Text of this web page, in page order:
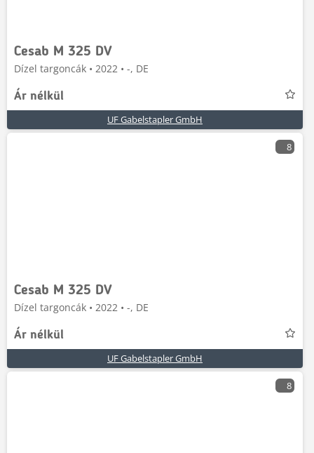
Cesab M 325 DV
Dízel targoncák • 2022 • -, DE
Ár nélkül
UF Gabelstapler GmbH
8
Cesab M 325 DV
Dízel targoncák • 2022 • -, DE
Ár nélkül
UF Gabelstapler GmbH
8